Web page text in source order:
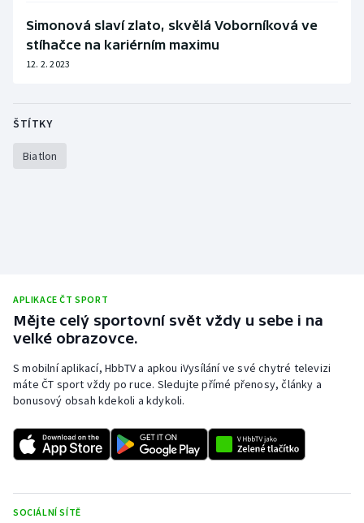
Simonová slaví zlato, skvělá Voborníková ve
stíhačce na kariérním maximu
12. 2. 2023
ŠTÍTKY
Biatlon
APLIKACE ČT SPORT
Mějte celý sportovní svět vždy u sebe i na
velké obrazovce.
S mobilní aplikací, HbbTV a apkou iVysílání ve své chytré televizi
máte ČT sport vždy po ruce. Sledujte přímé přenosy, články a
bonusový obsah kdekoli a kdykoli.
SOCIÁLNÍ SÍTĚ